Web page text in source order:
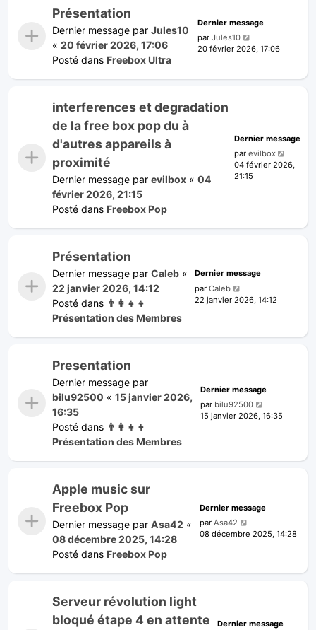
Présentation
Dernier message par Jules10
« 20 février 2026, 17:06
Posté dans Freebox Ultra
Dernier message
par Jules10
20 février 2026, 17:06
interferences et degradation
de la free box pop du à
d'autres appareils à
proximité
Dernier message par evilbox « 04
février 2026, 21:15
Posté dans Freebox Pop
Dernier message
par evilbox
04 février 2026,
21:15
Présentation
Dernier message par Caleb «
22 janvier 2026, 14:12
Posté dans 👨‍👩‍👧‍👦
Présentation des Membres
Dernier message
parCaleb
22 janvier 2026, 14:12
Presentation
Dernier message par
bilu92500 « 15 janvier 2026,
16:35
Posté dans 👨‍👩‍👧‍👦
Présentation des Membres
Dernier message
par bilu92500
15 janvier 2026, 16:35
Apple music sur
Freebox Pop
Dernier message par Asa42 «
08 décembre 2025, 14:28
Posté dans Freebox Pop
Dernier message
parAsa42
08 décembre 2025, 14:28
Serveur révolution light
bloqué étape 4 en attente
Dernier message